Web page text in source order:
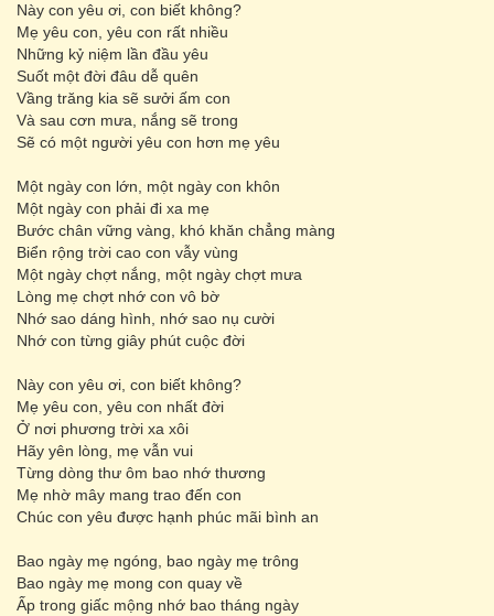
Này con yêu ơi, con biết không?
Mẹ yêu con, yêu con rất nhiều
Những kỷ niệm lần đầu yêu
Suốt một đời đâu dễ quên
Vầng trăng kia sẽ sưởi ấm con
Và sau cơn mưa, nắng sẽ trong
Sẽ có một người yêu con hơn mẹ yêu
Một ngày con lớn, một ngày con khôn
Một ngày con phải đi xa mẹ
Bước chân vững vàng, khó khăn chẳng màng
Biển rộng trời cao con vẫy vùng
Một ngày chợt nắng, một ngày chợt mưa
Lòng mẹ chợt nhớ con vô bờ
Nhớ sao dáng hình, nhớ sao nụ cười
Nhớ con từng giây phút cuộc đời
Này con yêu ơi, con biết không?
Mẹ yêu con, yêu con nhất đời
Ở nơi phương trời xa xôi
Hãy yên lòng, mẹ vẫn vui
Từng dòng thư ôm bao nhớ thương
Mẹ nhờ mây mang trao đến con
Chúc con yêu được hạnh phúc mãi bình an
Bao ngày mẹ ngóng, bao ngày mẹ trông
Bao ngày mẹ mong con quay về
Ấp trong giấc mộng nhớ bao tháng ngày